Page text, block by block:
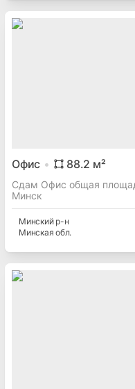
Офис 88.2 м²
Сдам Офис общая
Минск
Минскийр-н
Минская обл.